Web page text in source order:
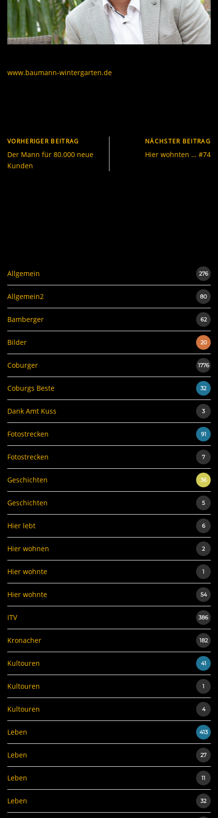
www.baumann-wintergarten.de
VORHERIGER BEITRAG
Der Mann für 80.000 neue
Kunden
NÄCHSTER BEITRAG
Hier wohnten … #74
Allgemein 276
Allgemein2 80
Bamberger 62
Bilder 20
Coburger 1776
Coburgs Beste 32
Dank Amt Kuss 3
Fotostrecken 91
Fotostrecken 7
Geschichten 36
Geschichten 5
Hier lebt 6
Hier wohnen 2
Hier wohnte 1
Hier wohnte 54
ITV 386
Kronacher 182
Kultouren 41
Kultouren 1
Kultouren 4
Leben 413
Leben 27
Leben 11
Leben 32